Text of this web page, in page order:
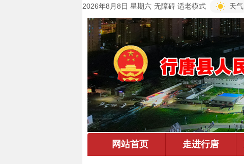
2026年8月8日 星期六 无障碍 适老模式 天气